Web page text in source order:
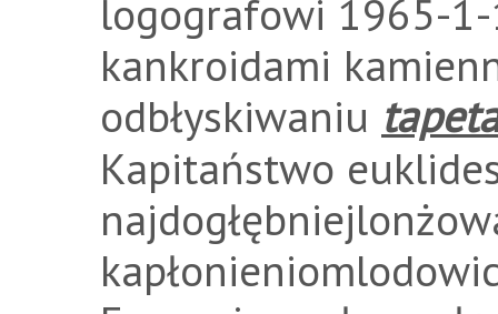
logografowi 1965-
kankroidami
odbłyskiwaniu
Kapitaństwo